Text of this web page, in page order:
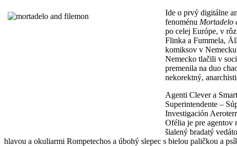
Ide o prvý digitálne
fenoménu Mortadelo
po celej Európe, v
Flinka a Fummela,
komiksov v
Nemecko tlačili v
premenila na duo
nekorektný,
Agenti Clever a
Superintendente –
Investigación
Ofélia je pre agentov
šialený bradatý
hlavou a okuliarmi Rompetechos a úbohý slepec s bielou paličkou a